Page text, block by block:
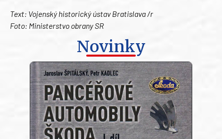
Text: Vojenský historický ústav Bratislava /r
Foto: Ministerstvo obrany SR
Novinky